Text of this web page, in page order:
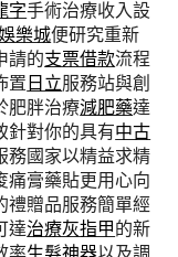
字手術治療收入設
樂城便研究重新
請的支票借款流程
置日立服務站與創
肥胖治療減肥藥達
針對你的具有中古
務國家以精益求精
痛膏藥貼更用心向
禮贈品服務簡單經
達治療灰指甲的新